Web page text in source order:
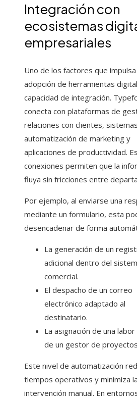
Integración con
ecosistemas
empresariales
Uno de los factores que impulsa
adopción de herramientas
capacidad de integración.
conecta con plataformas de
relaciones con clientes,
automatización de marketing y
aplicaciones de productividad.
conexiones permiten que la
fluya sin fricciones entre
Por ejemplo, al enviarse una
mediante un formulario, esta
desencadenar de forma
La generación de un
adicional dentro del
comercial.
El despacho de un correo
electrónico adaptado al
destinatario.
La asignación de una
de un gestor de
Este nivel de automatización
tiempos operativos y minimiza la
intervención manual. En